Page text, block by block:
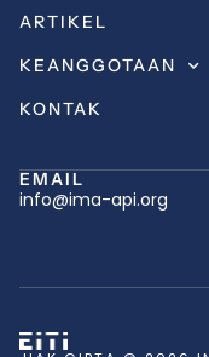
ARTIKEL
KEANGGOTAAN
KONTAK
EMAIL
info@ima-api.org